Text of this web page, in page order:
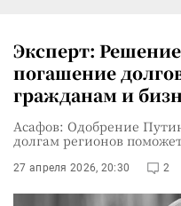
Эксперт:
погашение
гражданам и
Асафов: Одобрение
долгам регионов
27 апреля 2026, 20:30 2